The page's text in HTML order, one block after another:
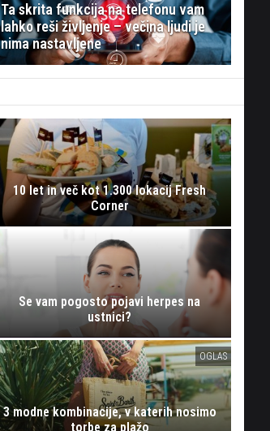
Ta skrita funkcija na telefonu vam
lahko reši življenje – večina ljudi je
nima nastavljene
10 let in več kot 1.300 lokacij Fresh
Corner
Se vam pogosto pojavi herpes na
ustnici?
OGLAS
3 modne kombinacije, v katerih nosimo
torbe za plažo